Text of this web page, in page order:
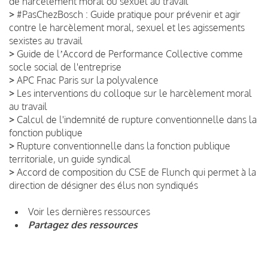
> #PasChezBosch : Guide pratique pour prévenir et agir
contre le harcèlement moral, sexuel et les agissements
sexistes au travail
> Guide de lʼAccord de Performance Collective comme
socle social de l'entreprise
> APC Fnac Paris sur la polyvalence
> Les interventions du colloque sur le harcèlement moral
au travail
> Calcul de l'indemnité de rupture conventionnelle dans la
fonction publique
> Rupture conventionnelle dans la fonction publique
territoriale, un guide syndical
> Accord de composition du CSE de Flunch qui permet à la
direction de désigner des élus non syndiqués
Voir les dernières ressources
Partagez des ressources